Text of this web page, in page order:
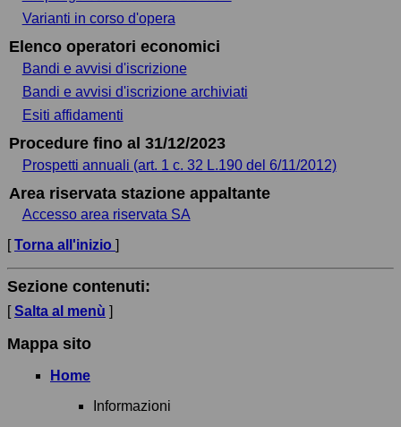
Varianti in corso d'opera
Elenco operatori economici
Bandi e avvisi d'iscrizione
Bandi e avvisi d'iscrizione archiviati
Esiti affidamenti
Procedure fino al 31/12/2023
Prospetti annuali (art. 1 c. 32 L.190 del 6/11/2012)
Area riservata stazione appaltante
Accesso area riservata SA
[Torna all'inizio ]
Sezione contenuti:
[Salta al menù ]
Mappa sito
Home
Informazioni